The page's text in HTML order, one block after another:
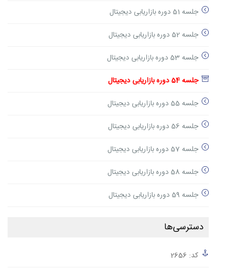
جلسه 51 دوره بازاریابی دیجیتال
جلسه 52 دوره بازاریابی دیجیتال
جلسه 53 دوره بازاریابی دیجیتال
جلسه 54 دوره بازاریابی دیجیتال
جلسه 55 دوره بازاریابی دیجیتال
جلسه 56 دوره بازاریابی دیجیتال
جلسه 57 دوره بازاریابی دیجیتال
جلسه 58 دوره بازاریابی دیجیتال
جلسه 59 دوره بازاریابی دیجیتال
دسترسی‌ها
کد: 2656